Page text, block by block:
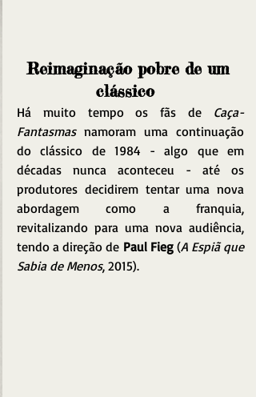
Reimaginação pobre de um
clássico
Há muito tempo os fãs de Caça-
Fantasmas namoram uma continuação
do clássico de 1984 - algo que em
décadas nunca aconteceu - até os
produtores decidirem tentar uma nova
abordagem como a franquia,
revitalizando para uma nova audiência,
tendo a direção de Paul Fieg (A Espiã que
Sabia de Menos, 2015).